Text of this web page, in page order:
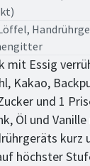
mit Essig
Kakao,
und 1
Öl und
kurz
höchster